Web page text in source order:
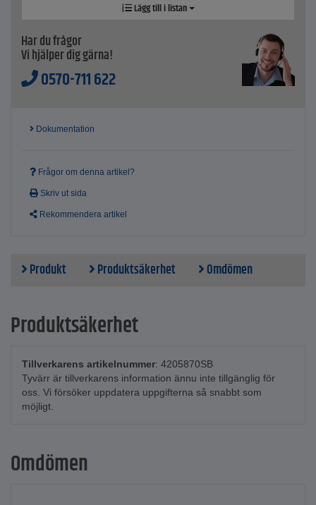
Lägg till i listan
Har du frågor
Vi hjälper dig gärna!
0570-711 622
Dokumentation
Frågor om denna artikel?
Skriv ut sida
Rekommendera artikel
Produkt Produktsäkerhet Omdömen
Produktsäkerhet
Tillverkarens artikelnummer: 4205870SB
Tyvärr är tillverkarens information ännu inte tillgänglig för
oss. Vi försöker uppdatera uppgifterna så snabbt som
möjligt.
Omdömen